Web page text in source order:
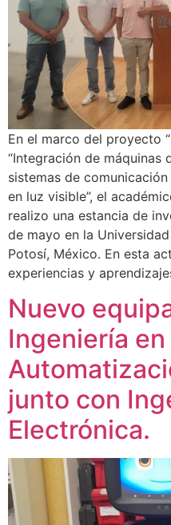
En el marco del proyecto
“Integración de máquinas
sistemas de
en luz visible”, el
realizo una estancia de
de mayo en la
Potosí, México. En esta
experiencias y
Nuevo
Ingeniería en
junto con
Electrónica.